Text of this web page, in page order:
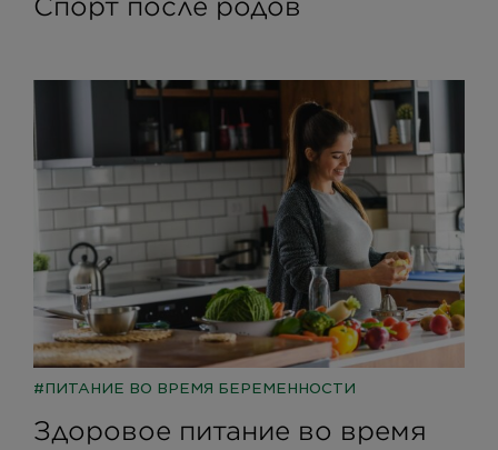
Здоровое питание во время
ПИТАНИЕ ВО ВРЕМЯ БЕРЕМЕННОСТИ